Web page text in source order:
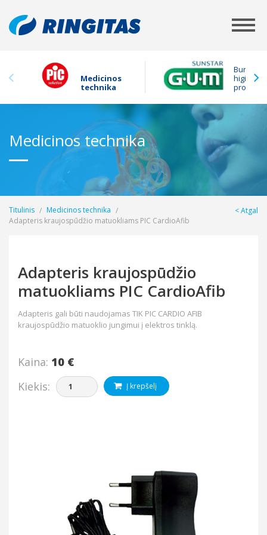
Medicinos
technika
Burnos
higienos
Medicinos technika
Atgal
Titulinis
Medicinos technika
Adapteris kraujospūdžio matuokliams PIC CardioAfib
Adapteris kraujospūdžio
matuokliams PIC CardioAfib
Adapteris gali būti naudojamas TIK PIC CARDIO AFIB
kraujospūdžio matuoklio jungimui į elektros tinklą.
Kaina: 10 €
Kiekis:
Į krepšelį